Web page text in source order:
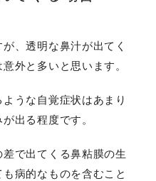
、透明な鼻汁が出てく
外と多いと思います。
うな自覚症状はあまり
出る程度です。
で出てくる鼻粘膜の生
病的なものを含むこと